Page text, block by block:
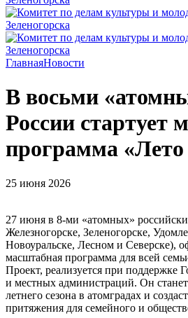
ГлавнаяНовости
В восьми
России стартует
программа «Лето
25 июня 2026
27 июня в 8-ми «атомных»
Железногорске, Зеленогорске,
Новоуральске, Лесном и Северске),
масштабная программа для всей
Проект, реализуется при поддержке
и местных администраций. Он
летнего сезона в атомградах и
притяжения для семейного и